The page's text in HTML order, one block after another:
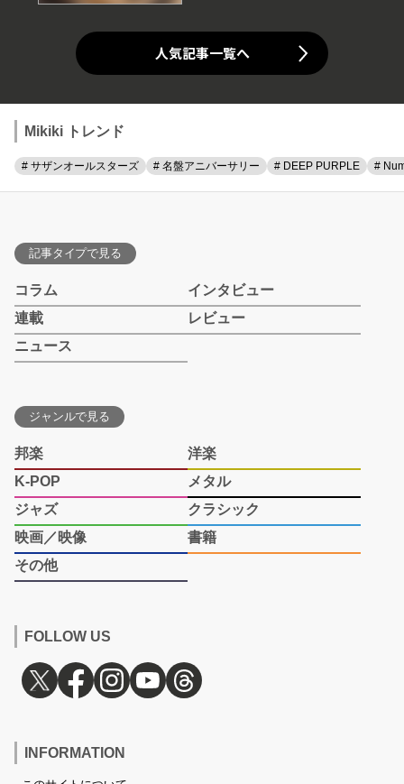
人気記事一覧へ
Mikiki トレンド
# サザンオールスターズ # 名盤アニバーサリー # DEEP PURPLE #
記事タイプで見る
コラム
インタビュー
連載
レビュー
ニュース
ジャンルで見る
邦楽
洋楽
K-POP
メタル
ジャズ
クラシック
映画／映像
書籍
その他
FOLLOW US
INFORMATION